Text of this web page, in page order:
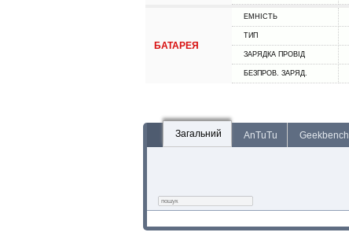
БАТАРЕЯ
ЕМНІСТЬ
ТИП
ЗАРЯДКА ПРОВІД
БЕЗПРОВ. ЗАРЯД.
Загальний AnTuTu Geekbench